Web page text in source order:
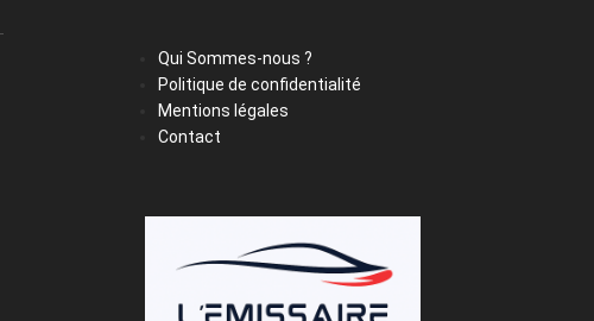
Qui Sommes-nous ?
Politique de confidentialité
Mentions légales
Contact